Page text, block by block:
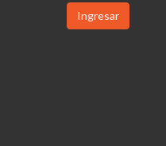
Ingresar